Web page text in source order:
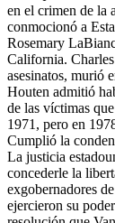
en el crimen de la
conmocionó a
Rosemary
California.
asesinatos, murió
Houten admitió
de las víctimas
1971, pero en
Cumplió la
La justicia
concederle la
exgobernadores
ejercieron su